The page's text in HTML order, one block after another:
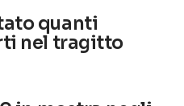
quanti
nel tragitto